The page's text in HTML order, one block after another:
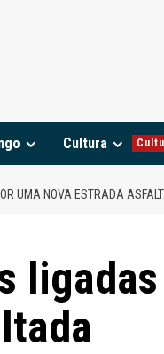
Cultura
UMA NOVA ESTRADA